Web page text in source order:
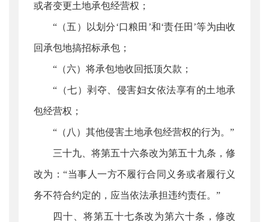
或者变更土地承包经营权；
“（五）以划分‘口粮田’和‘责任田’等为由收
回承包地搞招标承包；
“（六）将承包地收回抵顶欠款；
“（七）剥夺、侵害妇女依法享有的土地承
包经营权；
“（八）其他侵害土地承包经营权的行为。”
三十九、将第五十六条改为第五十九条，修
改为：“当事人一方不履行合同义务或者履行义
务不符合约定的，应当依法承担违约责任。”
四十、将第五十七条改为第六十条，修改